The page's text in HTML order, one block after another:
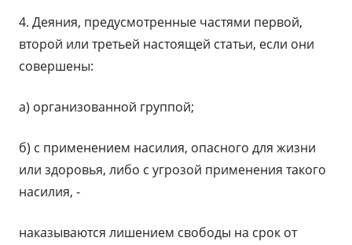
4. Деяния, предусмотренные частями первой,
второй или третьей настоящей статьи, если они
совершены:
а) организованной группой;
б) с применением насилия, опасного для жизни
или здоровья, либо с угрозой применения такого
насилия, -
наказываются лишением свободы на срок от